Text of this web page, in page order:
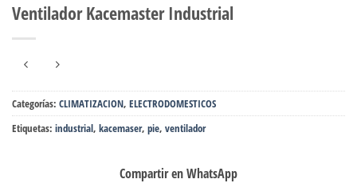
Ventilador Kacemaster Industrial
Categorías: CLIMATIZACION, ELECTRODOMESTICOS
Etiquetas: industrial, kacemaser, pie, ventilador
Compartir en WhatsApp